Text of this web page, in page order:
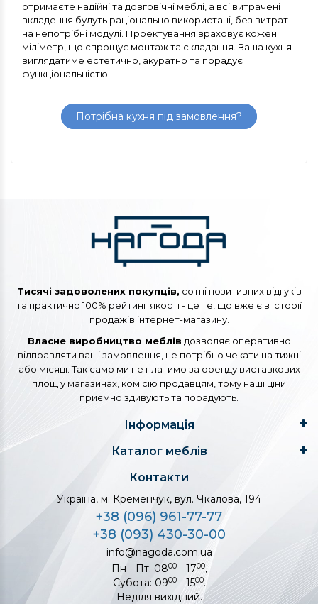
отримаєте надійні та довговічні меблі, а всі витрачені
вкладення будуть раціонально використані, без витрат
на непотрібні модулі. Проектування враховує кожен
міліметр, що спрощує монтаж та складання. Ваша кухня
виглядатиме естетично, акуратно та порадує
функціональністю.
Потрібна кухня під замовлення?
Тисячі задоволених покупців, сотні позитивних відгуків
та практично 100% рейтинг якості - це те, що вже є в історії
продажів інтернет-магазину.
Власне виробництво меблів дозволяє оперативно
відправляти ваші замовлення, не потрібно чекати на тижні
або місяці. Так само ми не платимо за оренду виставкових
площ у магазинах, комісію продавцям, тому наші ціни
приємно здивують та порадують.
Інформація
Каталог меблів
Контакти
Україна, м. Кременчук, вул. Чкалова, 194
+38 (096) 961-77-77
+38 (093) 430-30-00
info@nagoda.com.ua
Пн - Пт: 0800- 1700,
Субота: 0900- 1500.
Неділя вихідний.